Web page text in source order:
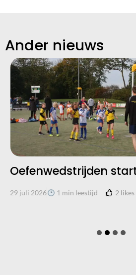
Ander nieuws
Oefenwedstrijden
29 juli 2026 1 min leestijd 2 likes